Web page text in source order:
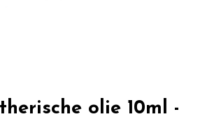
olie 10ml -